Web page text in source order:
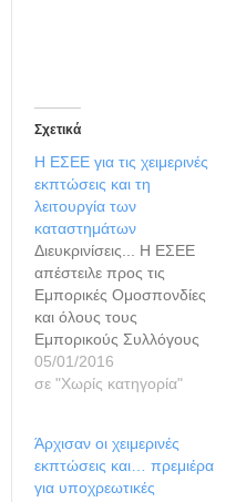
Σχετικά
Η ΕΣΕΕ για τις χειμερινές
εκπτώσεις και τη
λειτουργία των
καταστημάτων
Διευκρινίσεις... Η ΕΣΕΕ
απέστειλε προς τις
Εμπορικές Ομοσπονδίες
και όλους τους
Εμπορικούς Συλλόγους
της χώρας, εγκύκλιο με
οδηγίες και διευκρινίσεις,
όσο και για τη λειτουργία
των καταστημάτων την
πρώτη Κυριακή των
05/01/2016
σε "Χωρίς κατηγορία"
Άρχισαν οι χειμερινές
εκπτώσεις και… πρεμιέρα
για υποχρεωτικές